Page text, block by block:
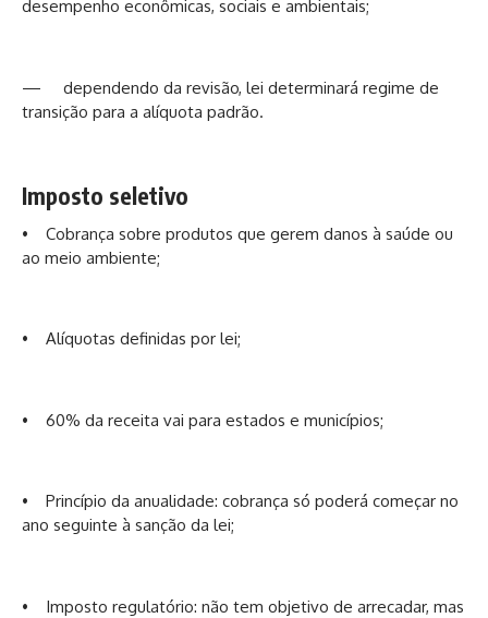
desempenho econômicas, sociais e ambientais;
— dependendo da revisão, lei determinará regime de
transição para a alíquota padrão.
Imposto seletivo
• Cobrança sobre produtos que gerem danos à saúde ou
ao meio ambiente;
• Alíquotas definidas por lei;
• 60% da receita vai para estados e municípios;
• Princípio da anualidade: cobrança só poderá começar no
ano seguinte à sanção da lei;
• Imposto regulatório: não tem objetivo de arrecadar, mas